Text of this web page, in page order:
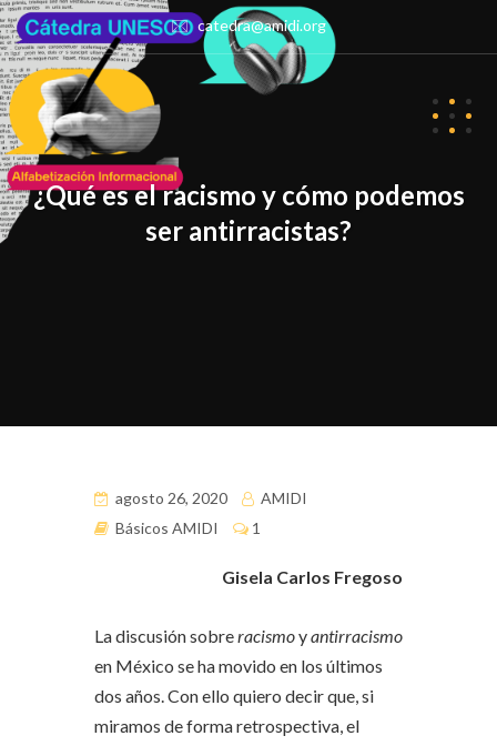
catedra@amidi.org
¿Qué es el racismo y cómo podemos
ser antirracistas?
agosto 26, 2020
AMIDI
Básicos AMIDI
1
Gisela Carlos Fregoso
La discusión sobreracismoyantirracismo
en México se ha movido en los últimos
dos años. Con ello quiero decir que, si
miramos de forma retrospectiva, el